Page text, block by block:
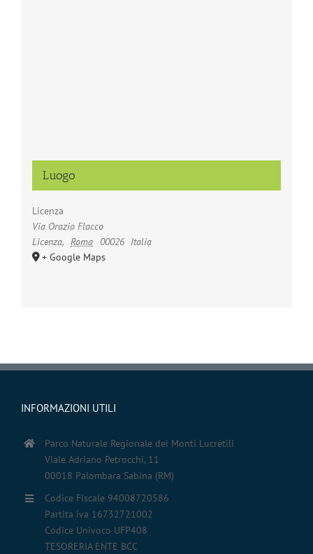
Luogo
Licenza
Via Orazio Flacco
Licenza, Roma 00026 Italia
+ Google Maps
INFORMAZIONI UTILI
Parco Naturale Regionale dei Monti Lucretili
Viale Adriano Petrocchi, 11
00018 Palombara Sabina (RM)
Codice Fiscale 94008720586
Partita iva 16732721002
Codice Univoco UFP408
TESORERIA ENTE BCC